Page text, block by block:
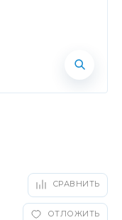
СРАВНИТЬ
ОТЛОЖИТЬ